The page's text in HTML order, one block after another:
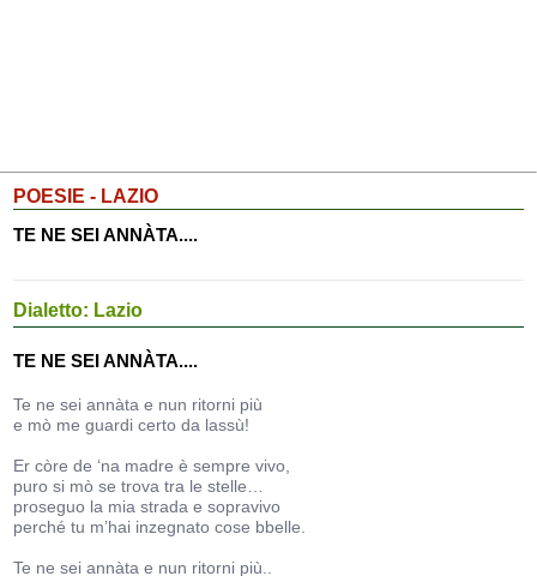
POESIE - LAZIO
TE NE SEI ANNÀTA....
Dialetto: Lazio
TE NE SEI ANNÀTA....
Te ne sei annàta e nun ritorni più
e mò me guardi certo da lassù!
Er còre de ‘na madre è sempre vivo,
puro si mò se trova tra le stelle…
proseguo la mia strada e sopravivo
perché tu m’hai inzegnato cose bbelle.
Te ne sei annàta e nun ritorni più..